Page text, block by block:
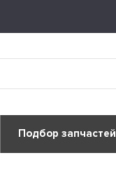
Подбор запчастей